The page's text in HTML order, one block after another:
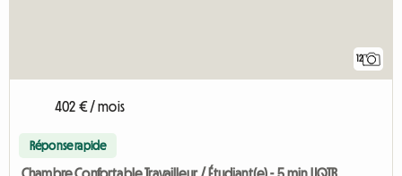
12
402 € / mois
Réponse rapide